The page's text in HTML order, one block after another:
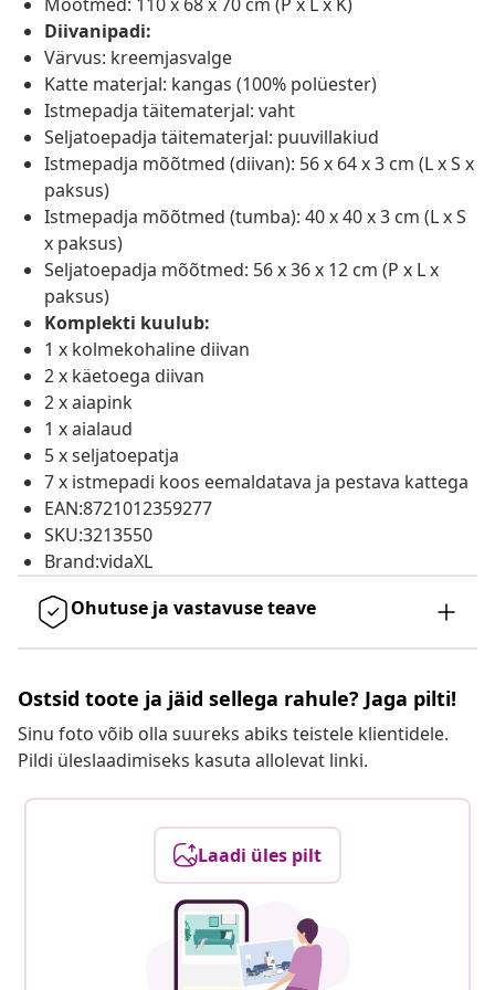
Diivanipadi:
Värvus: kreemjasvalge
Katte materjal: kangas (100% polüester)
Istmepadja täitematerjal: vaht
Seljatoepadja täitematerjal: puuvillakiud
Istmepadja mõõtmed (diivan): 56 x 64 x 3 cm (L x S x
paksus)
Istmepadja mõõtmed (tumba): 40 x 40 x 3 cm (L x S
x paksus)
Seljatoepadja mõõtmed: 56 x 36 x 12 cm (P x L x
paksus)
Komplekti kuulub:
1 x kolmekohaline diivan
2 x käetoega diivan
2 x aiapink
1 x aialaud
5 x seljatoepatja
7 x istmepadi koos eemaldatava ja pestava kattega
EAN:8721012359277
SKU:3213550
Brand:vidaXL
Ohutuse ja vastavuse teave
Ostsid toote ja jäid sellega rahule? Jaga pilti!
Sinu foto võib olla suureks abiks teistele klientidele.
Pildi üleslaadimiseks kasuta allolevat linki.
Laadi üles pilt